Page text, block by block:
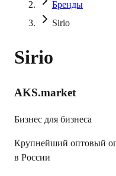
Бренды
Sirio
Sirio
AKS.market
Бизнес для бизнеса
Крупнейший оптовый
в России